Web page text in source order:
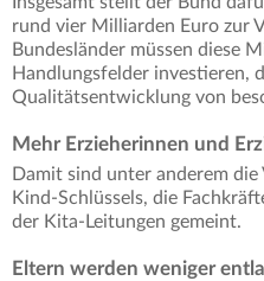
rund vier Milliarden Euro zur
Bundesländer müssen diese
Handlungsfelder investieren,
Qualitätsentwicklung von
Mehr Erzieherinnen und
Damit sind unter anderem die
Kind-Schlüssels, die
der Kita-Leitungen gemeint.
Eltern werden weniger